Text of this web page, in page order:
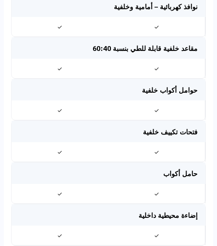
نوافذ كهربائية – أمامية وخلفية
✓
✓
مقاعد خلفية قابلة للطي بنسبة 60:40
✓
✓
حوامل أكواب خلفية
✓
✓
فتحات تكييف خلفية
✓
✓
حامل أكواب
✓
✓
إضاءة محيطية داخلية
✓
✓